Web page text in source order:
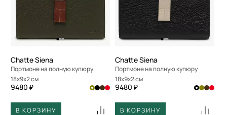
Chatte Siena
Портмоне на полную купюру
18x9x2 см
9480 ₽
В КОРЗИНУ
Chatte Siena
Портмоне на полную купюру
18x9x2 см
9480 ₽
В КОРЗИНУ